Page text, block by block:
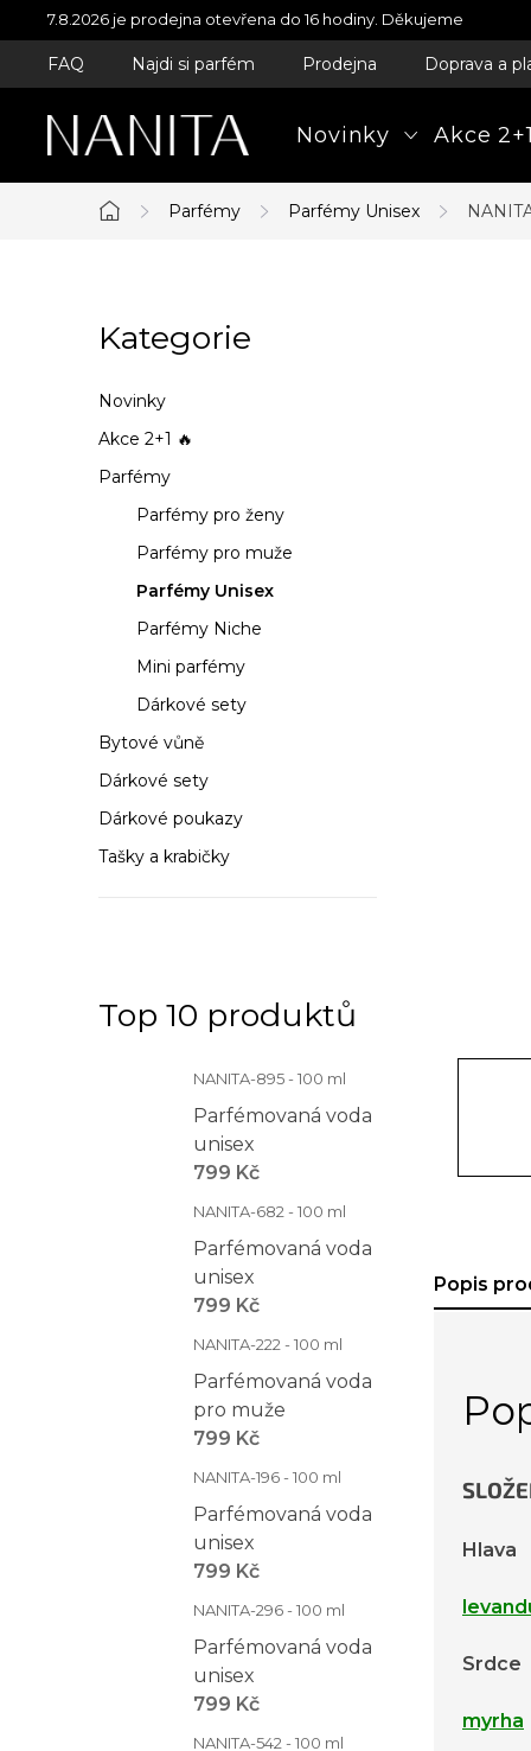
Přejít
na
obsah
7.8.2026 je prodejna otevřena do 16 hodiny. Děkujeme
FAQ Najdi si parfém Prodejna Doprava a
Novinky Akce
Domů
Parfémy Parfémy Unisex
o
s
t
r
p
a
n
e
Přeskočit
kategorie
Kategorie
Novinky
Akce 2+1 🔥
Parfémy
Parfémy pro ženy
Parfémy pro muže
Parfémy Unisex
Parfémy Niche
Mini parfémy
Dárkové sety
Bytové vůně
Dárkové sety
Dárkové poukazy
Tašky a krabičky
Top 10 produktů
NANITA-895 - 100 ml
Parfémovaná voda
unisex
799 Kč
NANITA-682 - 100 ml
Parfémovaná voda
unisex
799 Kč
NANITA-222 - 100 ml
Parfémovaná voda
pro muže
799 Kč
NANITA-196 - 100 ml
Parfémovaná voda
unisex
799 Kč
NANITA-296 - 100 ml
Parfémovaná voda
unisex
799 Kč
NANITA-542 - 100 ml
Popis
Hlava
Srdce
myrha